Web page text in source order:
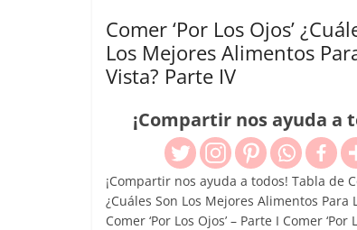
Comer ‘Por Los Ojos’
Los Mejores Alimentos
Vista? Parte IV
¡Compartir nos ayuda a
¡Compartir nos ayuda a todos! Tabla de
¿Cuáles Son Los Mejores Alimentos Para
Comer ‘Por Los Ojos’ – Parte I Comer ‘Por